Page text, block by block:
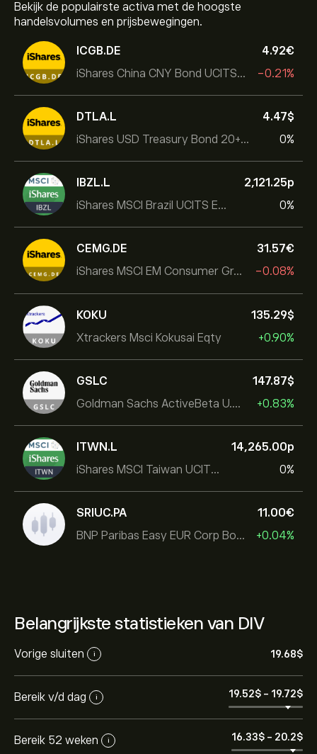
Bekijk de populairste activa met de hoogste
handelsvolumes en prijsbewegingen.
ICGB.DE
iShares China CNY Bond UCITS ETF
4.92‎€‎
-0.21%
DTLA.L
iShares USD Treasury Bond 20+yr UCITS ETF
4.47‎$‎
0%
IBZL.L
iShares MSCI Brazil UCITS ETF (Dist)
2,121.25‎p‎
0%
CEMG.DE
iShares MSCI EM Consumer Growth UCITS ETF
31.57‎€‎
-0.08%
KOKU
Xtrackers Msci Kokusai Eqty
135.29‎$‎
+0.90%
GSLC
Goldman Sachs ActiveBeta U.S. Large Cap Equity ETF
147.87‎$‎
+0.83%
ITWN.L
iShares MSCI Taiwan UCITS ETF
14,265.00‎p‎
0%
SRIUC.PA
BNP Paribas Easy EUR Corp Bond SRI Fossil Free Ult
11.00‎€‎
+0.04%
Belangrijkste statistieken van DIV
Vorige sluiten i 19.68‎$‎
Bereik v/d dag i 19.52‎$‎ - 19.72‎$‎
Bereik 52 weken i 16.33‎$‎ - 20.2‎$‎